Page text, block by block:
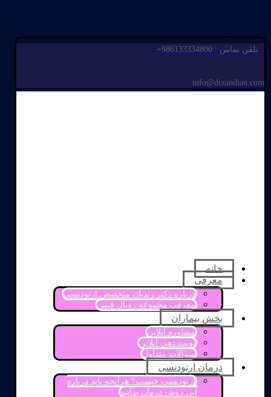
تلفن تماس : 986133334800+
info@drzandian.com
خانه
معرفی
درباره دکتر زندیان متخصص ارتودنسی
معرفی مجموعه رویال فیس
بخش بیماران
مشاوره آنلاین
نوبت دهی آنلاین
سوالات متداول
درمان ارتودنسی
ارتودنسی چیست؟ هرآنچه باید درباره
این روش درمان بدانید